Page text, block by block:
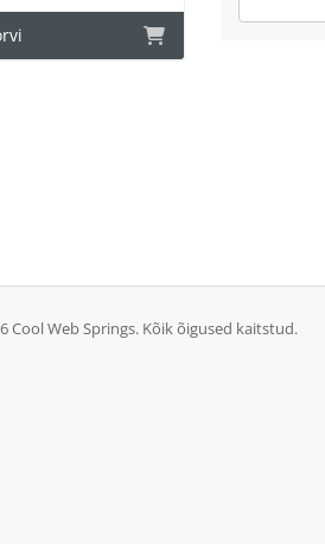
Cool Web Springs. Kõik õigused kaitstud.